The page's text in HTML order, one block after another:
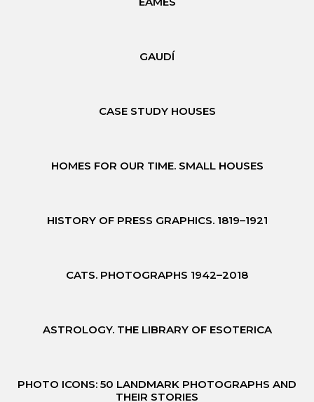
GAUDÍ
CASE STUDY HOUSES
HOMES FOR OUR TIME. SMALL HOUSES
HISTORY OF PRESS GRAPHICS. 1819–1921
CATS. PHOTOGRAPHS 1942–2018
ASTROLOGY. THE LIBRARY OF ESOTERICA
PHOTO ICONS: 50 LANDMARK PHOTOGRAPHS AND
THEIR STORIES